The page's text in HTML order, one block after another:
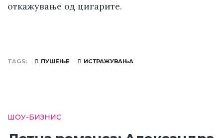
откажување од цигарите.
TAGS ПУШЕЊЕ ИСТРАЖУВАЊА
ШОУ-БИЗНИС